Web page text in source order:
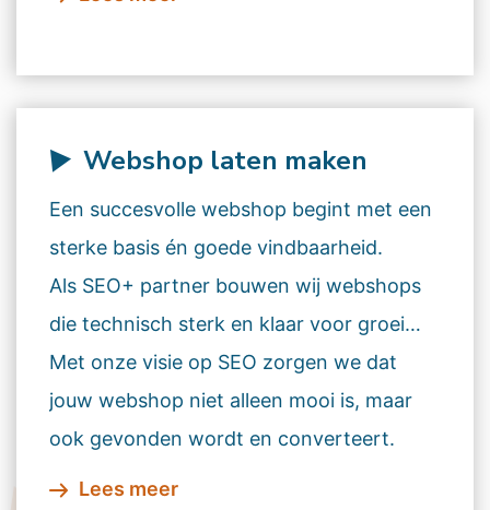
Webshop laten maken
Een succesvolle webshop begint met een
sterke basis én goede vindbaarheid.
Als SEO+ partner bouwen wij webshops
die technisch sterk en klaar voor groei
zijn.
Met onze visie op SEO zorgen we dat
jouw webshop niet alleen mooi is, maar
ook gevonden wordt en converteert.
Lees meer